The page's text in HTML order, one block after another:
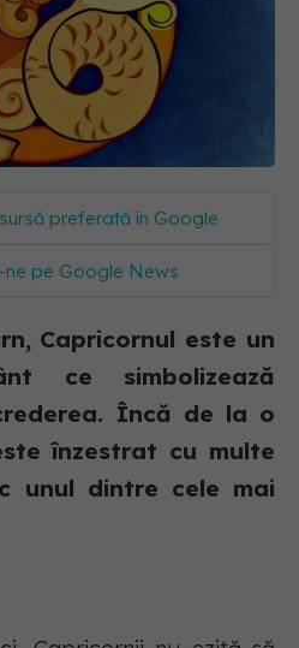
preferată în Google
ne pe Google News
Capricornul este un
ce simbolizează
Încă de la o
înzestrat cu multe
unul dintre cele mai